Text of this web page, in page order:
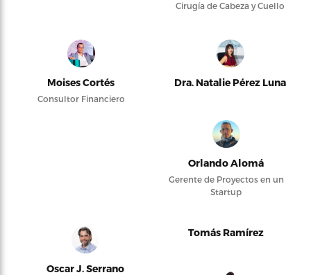
Cirugía de Cabeza y Cuello
Moises Cortés
Consultor Financiero
Dra. Natalie Pérez Luna
Orlando Alomá
Gerente de Proyectos en un
Startup
Oscar J. Serrano
Tomás Ramírez